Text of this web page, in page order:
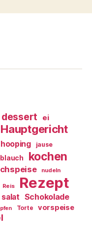
dessert ei
Hauptgericht
hooping jause
kochen
nudeln
Reis Rezept
salat Schokolade
Torte vorspeise